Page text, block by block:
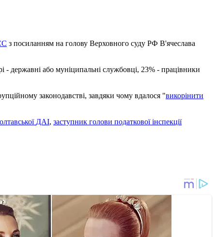
з посиланням на голову Верховного суду РФ В'ячеслава
- державні або муніципальні службовці, 23% - працівники
законодавстві, завдяки чому вдалося "викорінити
ДАІ, заступник голови податкової інспекції